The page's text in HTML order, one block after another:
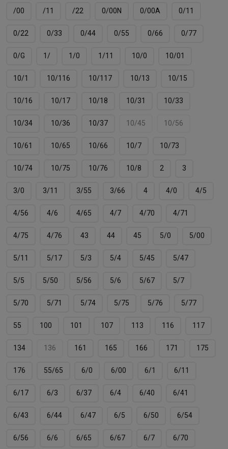
/00
/11 /22 0/00N 0/00А 0/11
0/22 0/33 0/44 0/55 0/66 0/77
0/G 1/ 1/0 1/11 10/0 10/01
10/1 10/116 10/117 10/13 10/15
10/16 10/17 10/18 10/31 10/33
10/34 10/36 10/37 10/45 10/56
10/61 10/65 10/66 10/7 10/73
10/74 10/75 10/76 10/8 2 3
3/0 3/11 3/55 3/66 4 4/0 4/5
4/56 4/6 4/65 4/7 4/70 4/71
4/75 4/76 43 44 45 5/0 5/00
5/11 5/17 5/3 5/4 5/45 5/47
5/5 5/50 5/56 5/6 5/67 5/7
5/70 5/71 5/74 5/75 5/76 5/77
55 100 101 107 113 116 117
134 136 161 165 166 171 175
176 55/65 6/0 6/00 6/1 6/11
6/17 6/3 6/37 6/4 6/40 6/41
6/43 6/44 6/47 6/5 6/50 6/54
6/56 6/6 6/65 6/67 6/7 6/70